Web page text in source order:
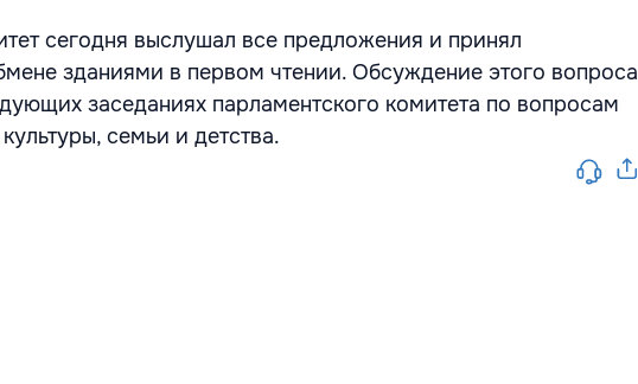
сегодня выслушал все предложения и принял
зданиями в первом чтении. Обсуждение этого вопроса
заседаниях парламентского комитета по вопросам
семьи и детства.